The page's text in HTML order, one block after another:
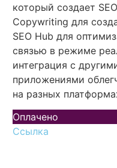
который создает
Copywriting для
SEO Hub для
связью в режиме
интеграция с
приложениями
на разных
Оплачено
Ссылка